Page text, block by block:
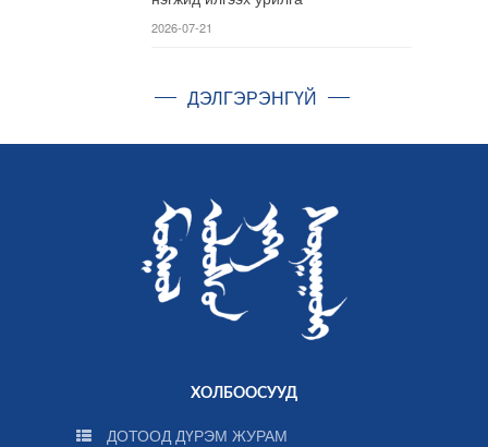
2026-07-21
ДЭЛГЭРЭНГҮЙ
ХОЛБООСУУД
ДОТООД ДҮРЭМ ЖУРАМ